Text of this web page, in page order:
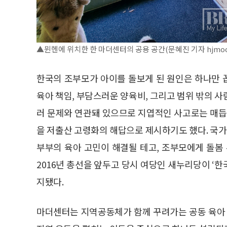
▲뮌헨에 위치한 한 마더센터의 공용 공간(문혜진 기자
한국의 조부모가 아이를 돌보게 된 원인은 하나만
육아 책임, 부담스러운 양육비, 그리고 범위 밖의
러 문제와 연관돼 있으므로 지엽적인 사고로는 매
을 저출산 고령화의 해답으로 제시하기도 했다. 국
부부의 육아 고민이 해결될 테고, 조부모에게 돌
2016년 총선을 앞두고 당시 여당인 새누리당이 ‘
지됐다.
마더센터는 지역공동체가 함께 꾸려가는 공동 육